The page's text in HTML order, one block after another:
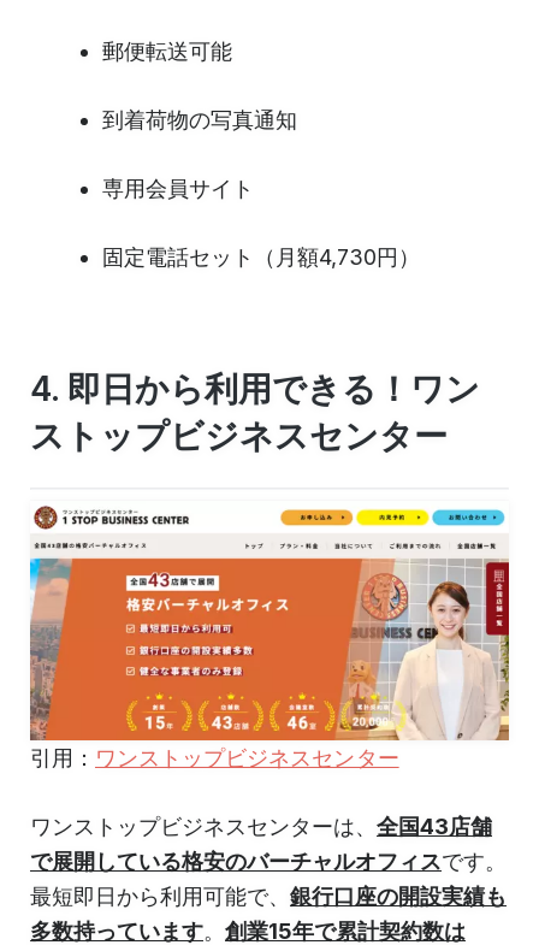
郵便転送可能
到着荷物の写真通知
専用会員サイト
固定電話セット（月額4,730円）
4. 即日から利用できる！ワン
ストップビジネスセンター
引用： ワンストップビジネスセンター
ワンストップビジネスセンターは、 全国43店舗
で展開している格安のバーチャルオフィスです。
最短即日から利用可能で、 銀行口座の開設実績も
多数持っています。 創業15年で累計契約数は